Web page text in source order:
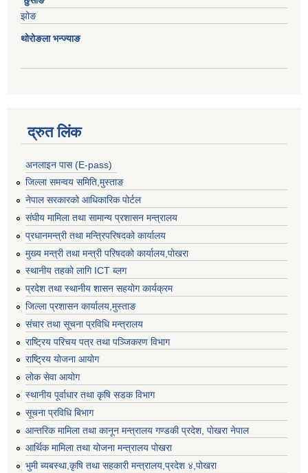
झोङ
थोरोङला भन्ज्याङ
द्रुत लिंक
अनलाइन पास (E-pass)
जिल्ला समन्वय समिति,मुस्ताङ
नेपाल सरकारको आधिकारिक पोर्टल
संघीय मामिला तथा सामान्य प्रशासन मन्त्रालय
प्रधानमन्त्री तथा मन्त्रिपरिषदको कार्यालय
मुख्य मन्त्री तथा मन्त्री परिषदको कार्यालय,पोखरा
स्थानीय तहको लागि ICT ब्लग
प्रदेश तथा स्थानीय शासन सहयोग कार्यक्रम
जिल्ला प्रशासन कार्यालय,मुस्ताङ
संचार तथा सूचना प्रविधि मन्त्रालय
राष्ट्रिय परिचय पत्र तथा पञ्जिकरण विभाग
राष्ट्रिय योजना आयोग
लोक सेवा आयोग
स्थानीय पूर्वाधार तथा कृषि सडक विभाग
सूचना प्रविधि बिभाग
आन्तरिक मामिला तथा कानून मन्त्रालय गण्डकी प्रदेश, पाेखरा नेपाल
आर्थिक मामिला तथा योजना मन्त्रालय पोखरा
भुमी ब्यबस्था,कृषि तथा सहकारी मन्त्रालय,प्रदेश ४,पोखरा